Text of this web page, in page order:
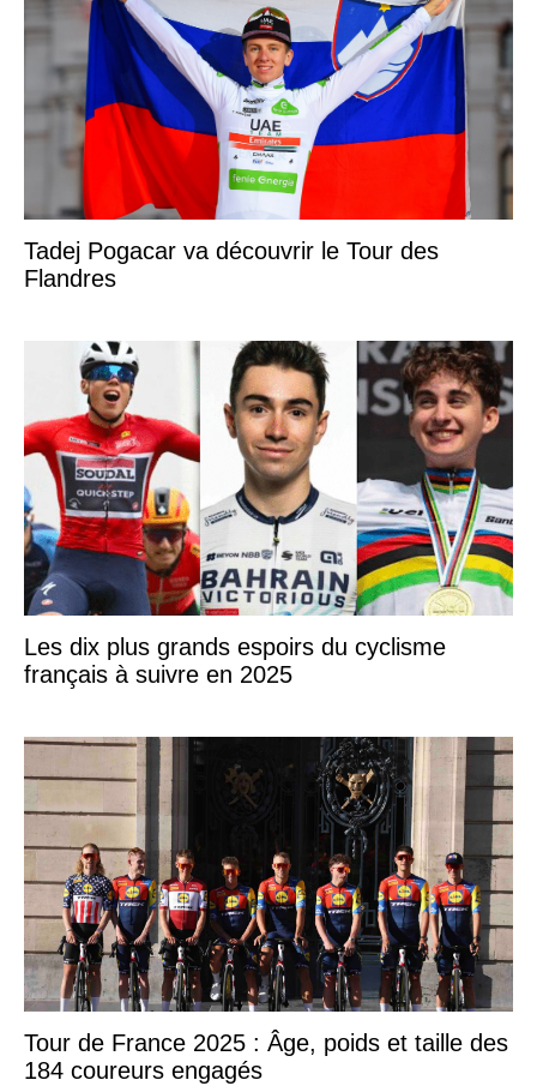
Tadej Pogacar va découvrir le Tour des
Flandres
Les dix plus grands espoirs du cyclisme
français à suivre en 2025
Tour de France 2025 : Âge, poids et taille des
184 coureurs engagés